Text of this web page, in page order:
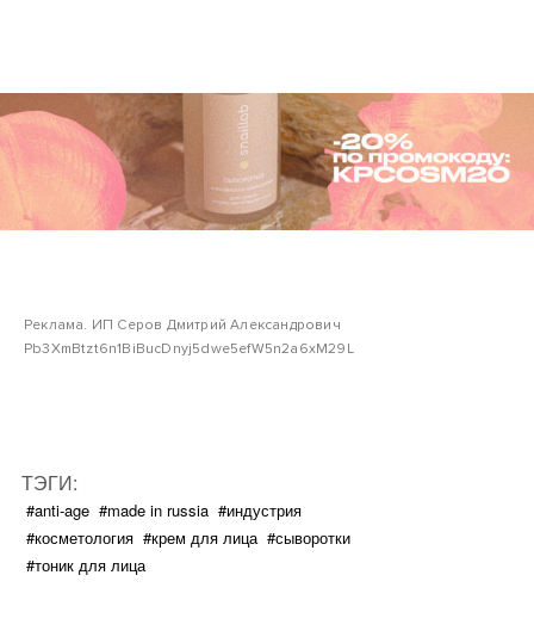
Реклама. ИП Серов Дмитрий Александрович
Pb3XmBtzt6n1BiBucDnyj5dwe5efW5n2a6xM29L
ТЭГИ:
#anti-age #made in russia #индустрия
#косметология #крем для лица #сыворотки
#тоник для лица